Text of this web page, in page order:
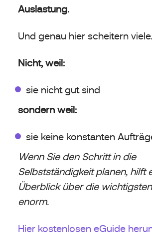
Auslastung.
Und genau hier scheitern viele.
Nicht, weil:
sie nicht gut sind
sondern weil:
sie keine konstanten
Wenn Sie den Schritt in die
Selbstständigkeit planen, hilft
Überblick über die
enorm.
Hier kostenlosen eGuide